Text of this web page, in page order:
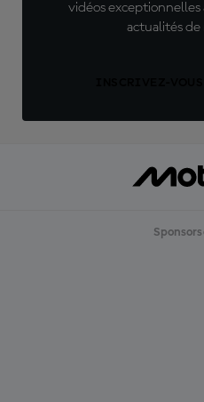
vidéos exceptionnelles
actualités